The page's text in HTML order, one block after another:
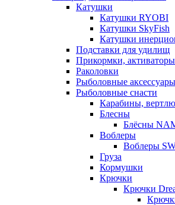
Катушки
Катушки RYOBI
Катушки SkyFish
Катушки
Подставки для удилищ
Прикормки, активаторы
Раколовки
Рыболовные аксессуары
Рыболовные снасти
Карабины,
Блесны
Блёсны
Воблеры
Воблеры
Груза
Кормушки
Крючки
Крючки